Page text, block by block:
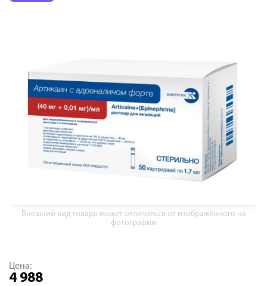
Внешний вид товара может отличаться от изображённого на
фотографии
Цена:
4 988